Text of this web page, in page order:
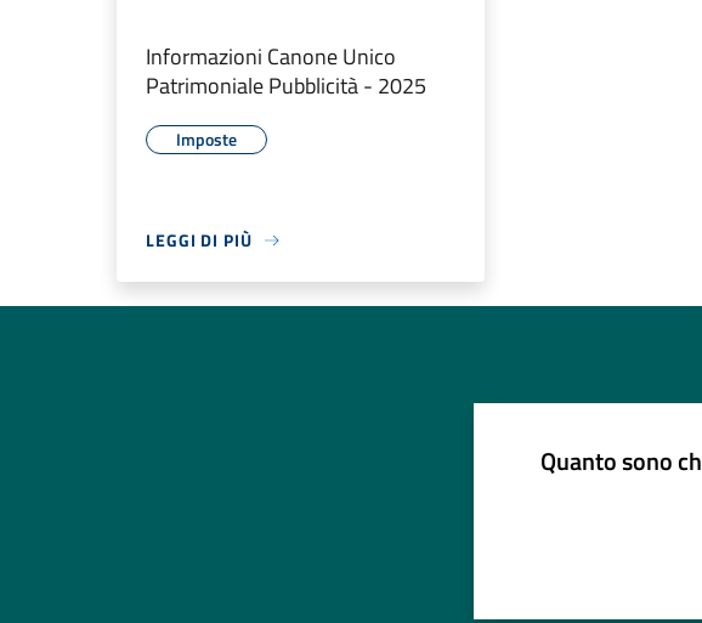
Informazioni Canone Unico
Patrimoniale Pubblicità - 2025
Imposte
LEGGI DI PIÙ
Quanto sono